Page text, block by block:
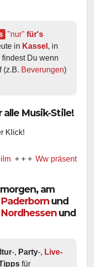
"nur" für's
in Kassel
findest Du wenn
(z.B. Beverungen)
Musik-Stile!
Klick!
+ Ww präsentiert! + + +
am
Paderborn und
und
-, Party-, Live-